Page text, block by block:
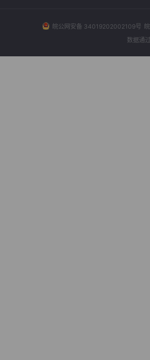
皖公网安备 34019202002109号
数据通